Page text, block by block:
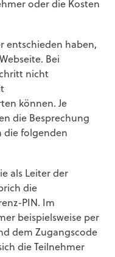
oder die Kosten
entschieden haben,
Bei
nicht
können. Je
die Besprechung
die folgenden
als Leiter der
die
PIN. Im
beispielsweise per
dem Zugangscode
die Teilnehmer